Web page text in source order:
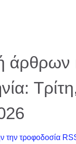
άρθρων
την τροφοδοσία